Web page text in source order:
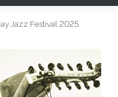
Jazz Festival 2025